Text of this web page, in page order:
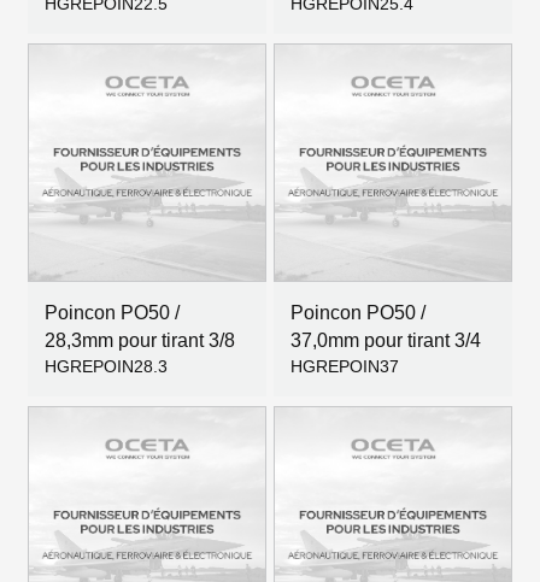
Poincon PO50 /
28,3mm pour tirant 3/8
HGREPOIN28.3
Poincon PO50 /
37,0mm pour tirant 3/4
HGREPOIN37